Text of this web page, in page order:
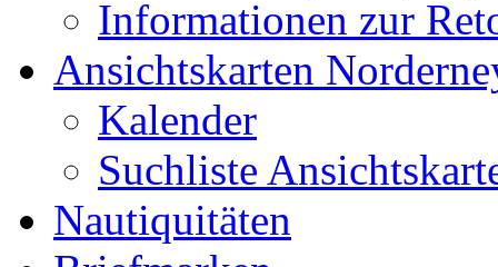
Informationen zur
Ansichtskarten
Kalender
Suchliste
Nautiquitäten